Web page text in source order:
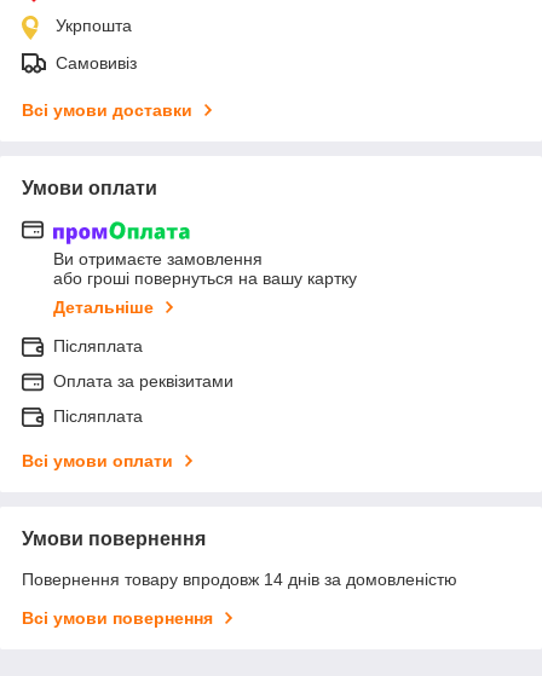
Укрпошта
Самовивіз
Всі умови доставки
Умови оплати
Ви отримаєте замовлення
або гроші повернуться на вашу картку
Детальніше
Післяплата
Оплата за реквізитами
Післяплата
Всі умови оплати
Умови повернення
Повернення товару впродовж 14 днів за домовленістю
Всі умови повернення